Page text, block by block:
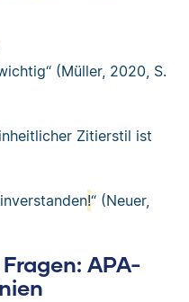
(Müller, 2020, S.
Zitierstil ist
!“ (Neuer,
APA-